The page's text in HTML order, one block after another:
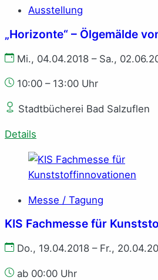
Ausstellung
„Horizonte“ – Ölgemälde
Mi., 04.04.2018 – Sa.,
10:00 – 13:00 Uhr
Stadtbücherei Bad Salzuflen
Details
Messe / Tagung
KIS Fachmesse für
Do., 19.04.2018 – Fr.,
ab 00:00 Uhr